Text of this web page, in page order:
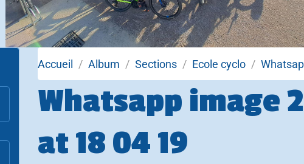
Accueil Album Sections Ecole cyclo
Whatsapp image
at 18 04 19